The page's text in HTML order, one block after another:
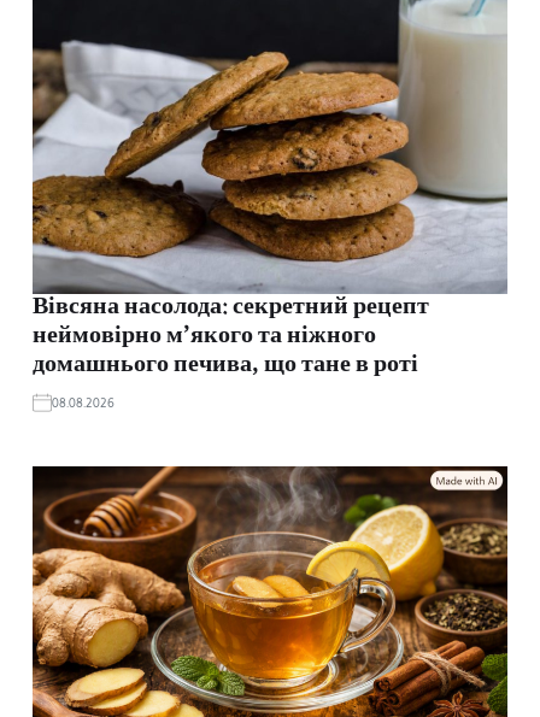
Вівсяна насолода: секретний рецепт
неймовірно м’якого та ніжного
домашнього печива, що тане в роті
08.08.2026